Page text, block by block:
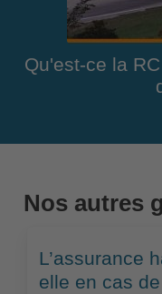
Qu'est-ce la
Nos autres
L’assurance
elle en cas